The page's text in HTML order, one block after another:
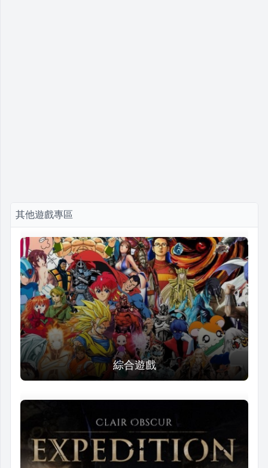
其他遊戲專區
綜合遊戲